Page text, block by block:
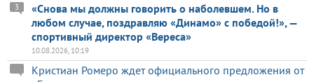
«Снова мы должны говорить о наболевшем. Но в
любом случае, поздравляю «Динамо» с победой!», —
спортивный директор «Вереса»
3
10.08.2026, 10:19
Кристиан Ромеро ждет официального предложения от